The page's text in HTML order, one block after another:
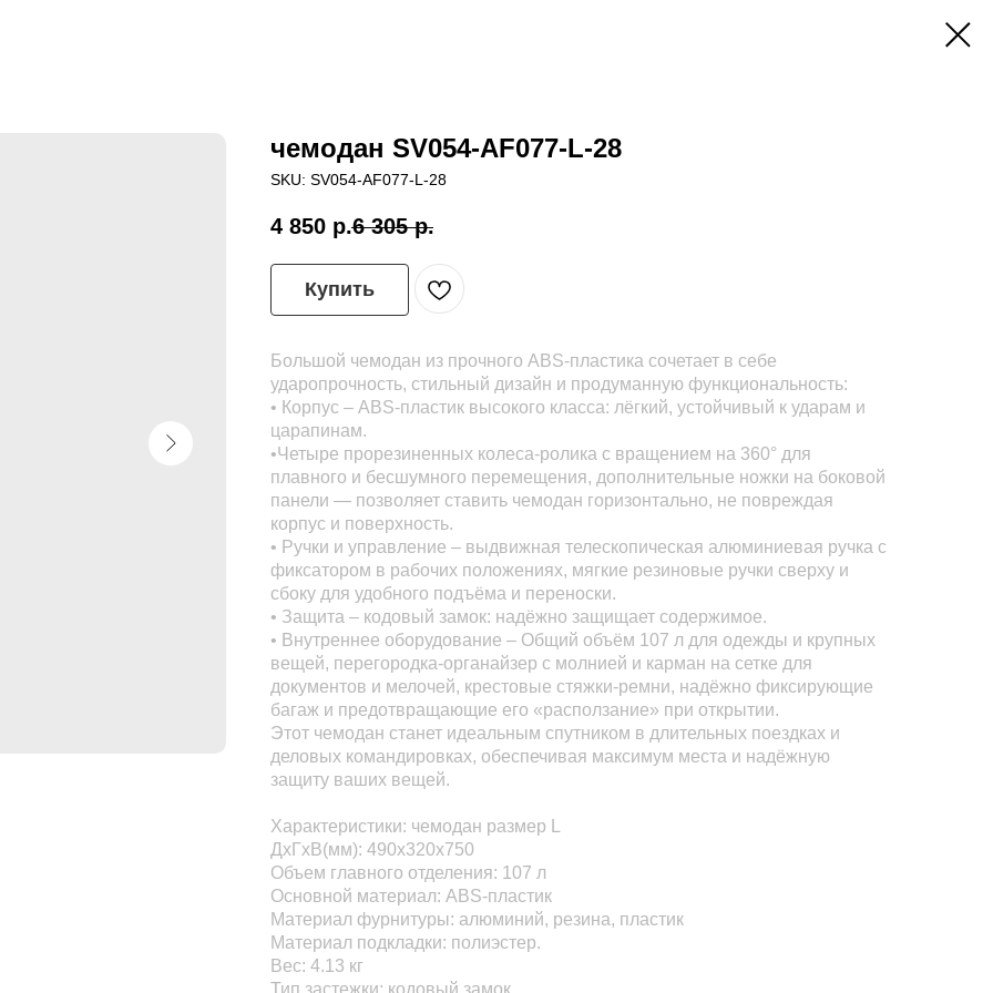
чемодан SV054-AF077-L-28
SKU: SV054-AF077-L-28
4 850 р.6 305 р.
Купить
Большой чемодан из прочного ABS-пластика сочетает в себе
ударопрочность, стильный дизайн и продуманную функциональность:
• Корпус – ABS-пластик высокого класса: лёгкий, устойчивый к ударам и
царапинам.
•Четыре прорезиненных колеса-ролика с вращением на 360° для
плавного и бесшумного перемещения, дополнительные ножки на боковой
панели — позволяет ставить чемодан горизонтально, не повреждая
корпус и поверхность.
• Ручки и управление – выдвижная телескопическая алюминиевая ручка с
фиксатором в рабочих положениях, мягкие резиновые ручки сверху и
сбоку для удобного подъёма и переноски.
• Защита – кодовый замок: надёжно защищает содержимое.
• Внутреннее оборудование – Общий объём 107 л для одежды и крупных
вещей, перегородка-органайзер с молнией и карман на сетке для
документов и мелочей, крестовые стяжки-ремни, надёжно фиксирующие
багаж и предотвращающие его «расползание» при открытии.
Этот чемодан станет идеальным спутником в длительных поездках и
деловых командировках, обеспечивая максимум места и надёжную
защиту ваших вещей.
Характеристики: чемодан размер L
ДхГхВ(мм): 490x320x750
Объем главного отделения: 107 л
Основной материал: ABS-пластик
Материал фурнитуры: алюминий, резина, пластик
Материал подкладки: полиэстер.
Вес: 4.13 кг
Тип застежки: кодовый замок